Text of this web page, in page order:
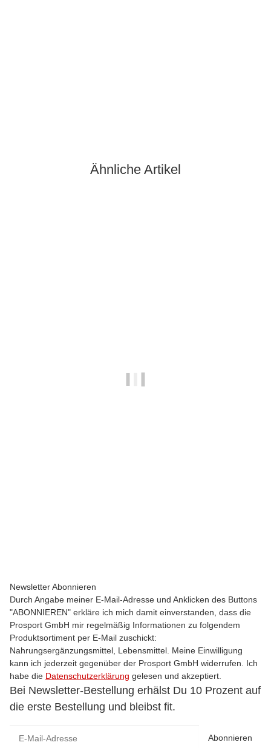
Ähnliche Artikel
Newsletter Abonnieren
Durch Angabe meiner E-Mail-Adresse und Anklicken des Buttons
"ABONNIEREN" erkläre ich mich damit einverstanden, dass die
Prosport GmbH mir regelmäßig Informationen zu folgendem
Produktsortiment per E-Mail zuschickt:
Nahrungsergänzungsmittel, Lebensmittel. Meine Einwilligung
kann ich jederzeit gegenüber der Prosport GmbH widerrufen. Ich
habe die Datenschutzerklärung gelesen und akzeptiert.
Bei Newsletter-Bestellung erhälst Du 10 Prozent auf
die erste Bestellung und bleibst fit.
Abonnieren